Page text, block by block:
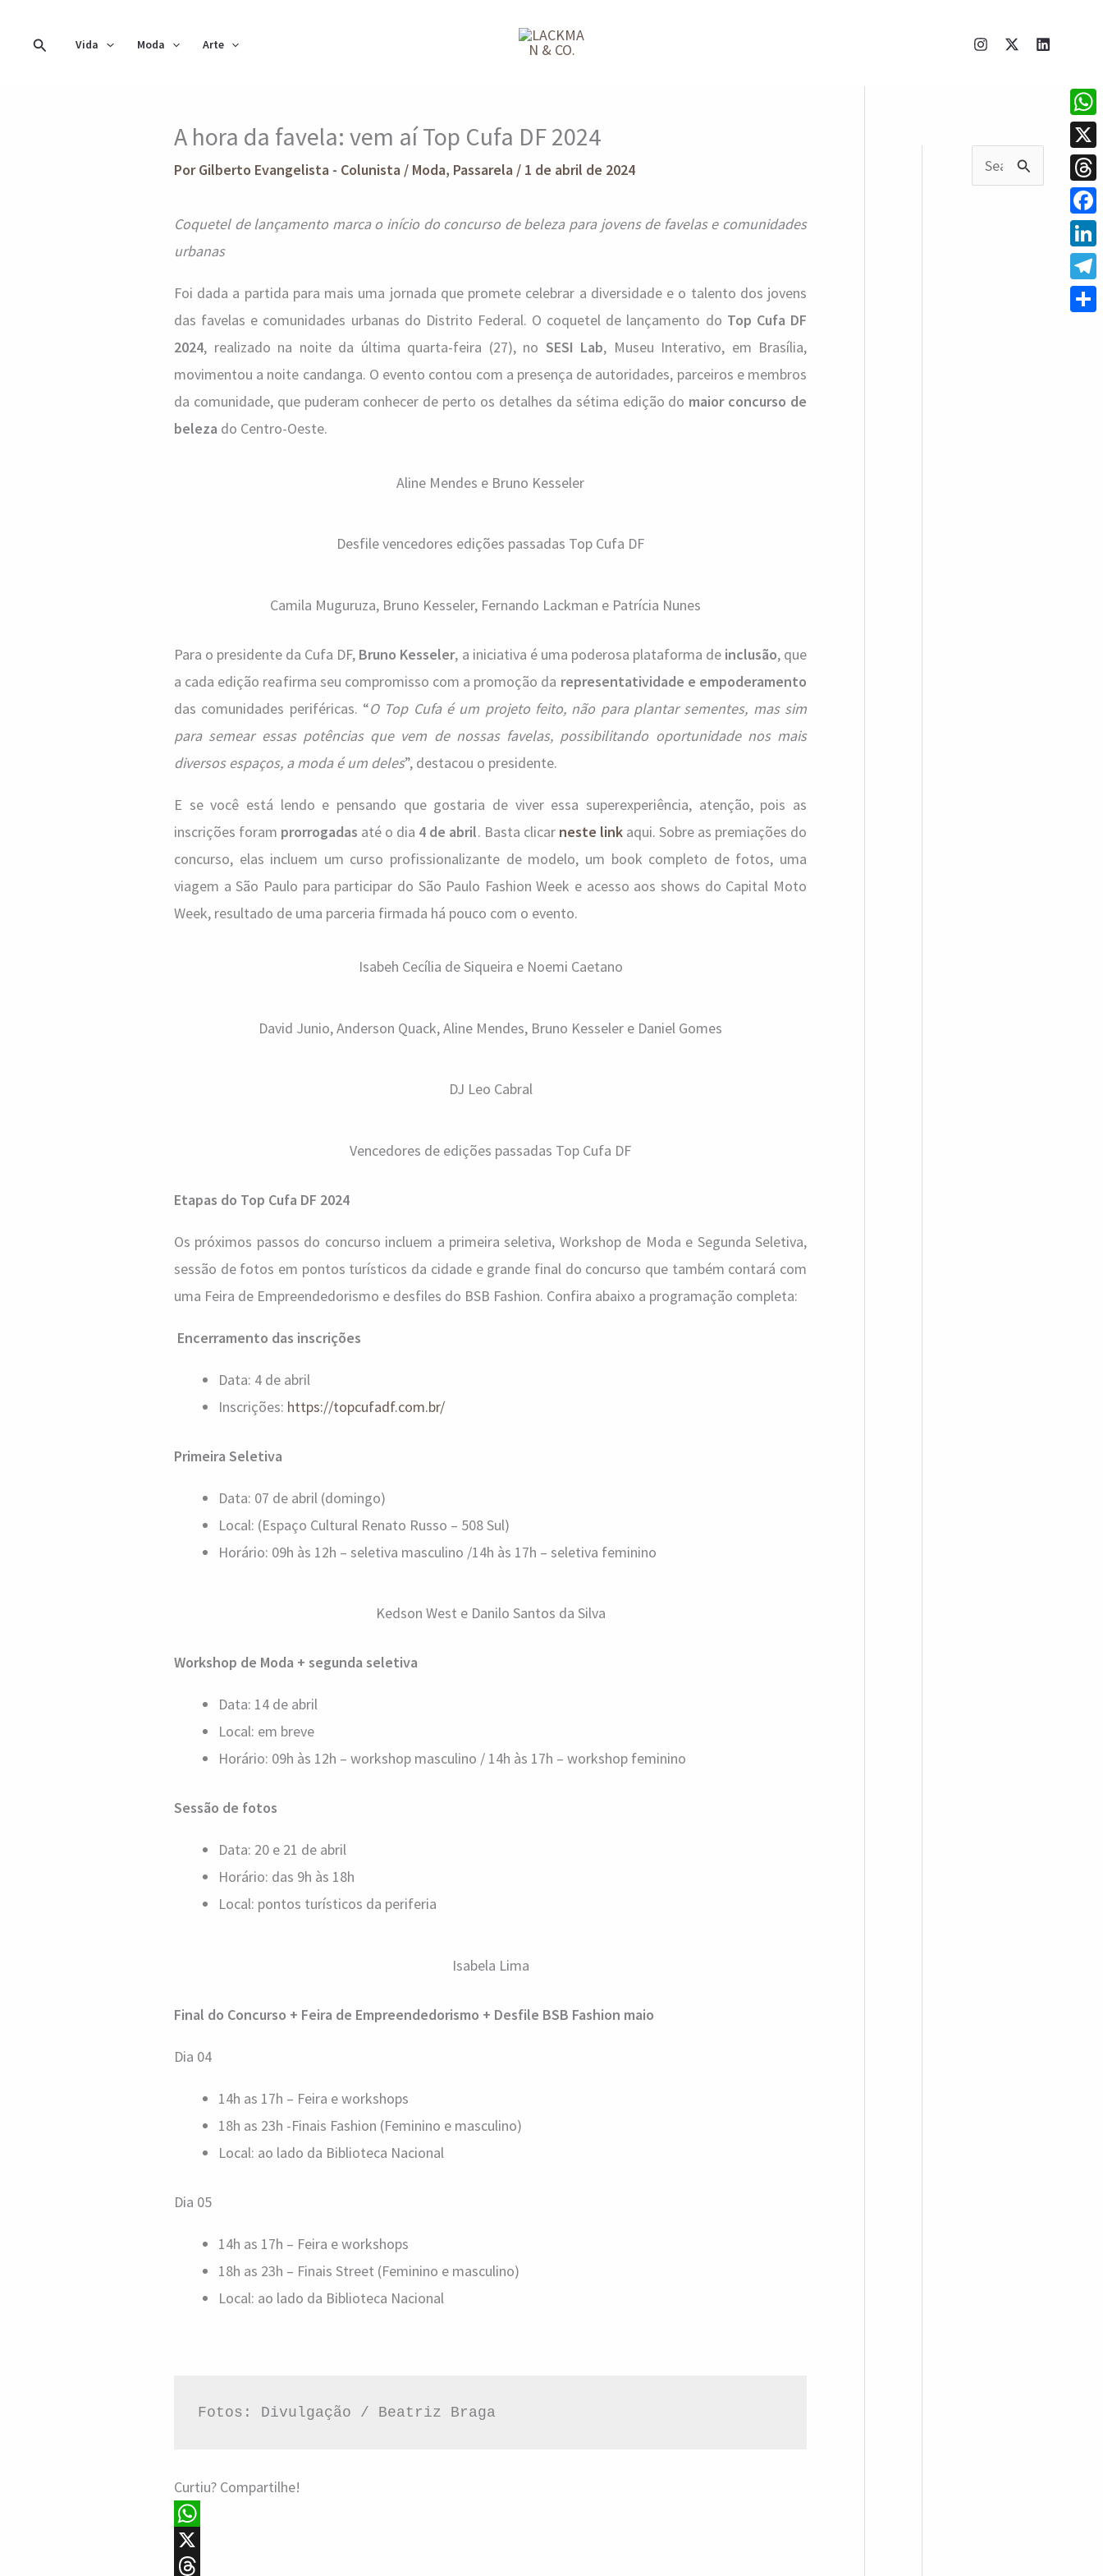
Pesquisar
Vida Moda Arte
A hora da favela: vem aí Top Cufa DF 2024
PorGilberto Evangelista - Colunista / Moda, Passarela / 1 de abril de 2024
Coquetel de lançamento marca o início do concurso de beleza para jovens de favelas e comunidades
urbanas
Foi dada a partida para mais uma jornada que promete celebrar a diversidade e o talento dos jovens
das favelas e comunidades urbanas do Distrito Federal. O coquetel de lançamento do Top Cufa DF
2024, realizado na noite da última quarta-feira (27), no SESI Lab, Museu Interativo, em Brasília,
movimentou a noite candanga. O evento contou com a presença de autoridades, parceiros e membros
da comunidade, que puderam conhecer de perto os detalhes da sétima edição do maior concurso de
beleza do Centro-Oeste.
Aline Mendes e Bruno Kesseler
Desfile vencedores edições passadas Top Cufa DF
Camila Muguruza, Bruno Kesseler, Fernando Lackman e Patrícia Nunes
Para o presidente da Cufa DF, Bruno Kesseler, a iniciativa é uma poderosa plataforma de inclusão, que
a cada edição reafirma seu compromisso com a promoção da representatividade e empoderamento
das comunidades periféricas. “O Top Cufa é um projeto feito, não para plantar sementes, mas sim
para semear essas potências que vem de nossas favelas, possibilitando oportunidade nos mais
diversos espaços, a moda é um deles”, destacou o presidente.
E se você está lendo e pensando que gostaria de viver essa superexperiência, atenção, pois as
inscrições foram prorrogadas até o dia 4 de abril. Basta clicar neste linkaqui. Sobre as premiações do
concurso, elas incluem um curso profissionalizante de modelo, um book completo de fotos, uma
viagem a São Paulo para participar do São Paulo Fashion Week e acesso aos shows do Capital Moto
Week, resultado de uma parceria firmada há pouco com o evento.
Isabeh Cecília de Siqueira e Noemi Caetano
David Junio, Anderson Quack, Aline Mendes, Bruno Kesseler e Daniel Gomes
DJ Leo Cabral
Vencedores de edições passadas Top Cufa DF
Etapas do Top Cufa DF 2024
Os próximos passos do concurso incluem a primeira seletiva, Workshop de Moda e Segunda Seletiva,
sessão de fotos em pontos turísticos da cidade e grande final do concurso que também contará com
uma Feira de Empreendedorismo e desfiles do BSB Fashion. Confira abaixo a programação completa:
Encerramento das inscrições
Data: 4 de abril
Inscrições: https://topcufadf.com.br/
Primeira Seletiva
Data: 07 de abril (domingo)
Local: (Espaço Cultural Renato Russo – 508 Sul)
Horário: 09h às 12h – seletiva masculino /14h às 17h – seletiva feminino
Kedson West e Danilo Santos da Silva
Workshop de Moda + segunda seletiva
Data: 14 de abril
Local: em breve
Horário: 09h às 12h – workshop masculino / 14h às 17h – workshop feminino
Sessão de fotos
Data: 20 e 21 de abril
Horário: das 9h às 18h
Local: pontos turísticos da periferia
Isabela Lima
Final do Concurso + Feira de Empreendedorismo + Desfile BSB Fashion maio
Dia 04
14h as 17h – Feira e workshops
18h as 23h -Finais Fashion (Feminino e masculino)
Local: ao lado da Biblioteca Nacional
Dia 05
14h as 17h – Feira e workshops
18h as 23h – Finais Street (Feminino e masculino)
Local: ao lado da Biblioteca Nacional
Fotos: Divulgação / Beatriz Braga
Curtiu? Compartilhe!
W
hX
X